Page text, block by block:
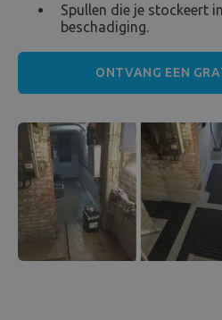
Spullen die je stockeert
beschadiging.
ONTVANG EEN